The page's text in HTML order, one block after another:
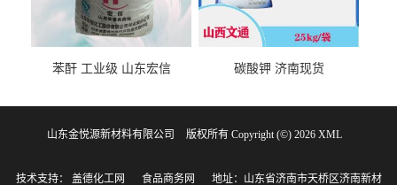
苯酐 工业级 山东宏信 碳酸钾 济南现货
山东金悦源新材料有限公司 版权所有 Copyright (©) 2026 XML
技术支持： 盖德化工网 食品商务网 地址：山东省济南市天桥区济南新材